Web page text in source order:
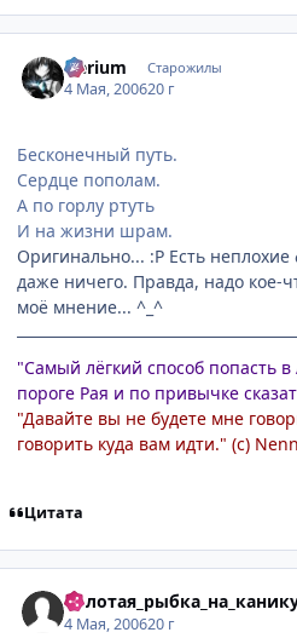
Nerium Старожилы
4 Мая, 200620 г
Бесконечный путь.
Сердце пополам.
А по горлу ртуть
И на жизни шрам.
Оригинально... :P Есть
даже ничего. Правда, надо кое-
моё мнение... ^_^
"Самый лёгкий способ попасть в
пороге Рая и по привычке
"Давайте вы не будете мне
говорить куда вам идти." (с)
Цитата
4 Мая, 200620 г